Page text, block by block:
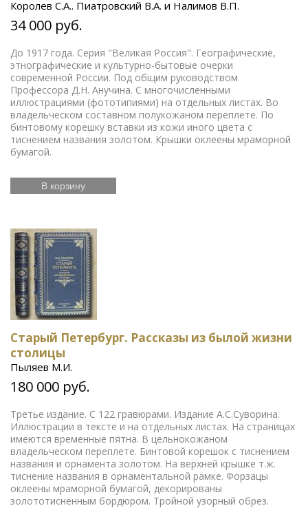
Королев С.А.. Пиатровский В.А. и Налимов В.П.
34 000 руб.
До 1917 года. Серия "Великая Россия". Географические,
этнографические и культурно-бытовые очерки
современной России. Под общим руководством
Профессора Д.Н. Анучина. С многочисленными
иллюстрациями (фототипиями) на отдельных листах. Во
владельческом составном полукожаном переплете. По
бинтовому корешку вставки из кожи иного цвета с
тиснением названия золотом. Крышки оклеены мраморной
бумагой.
В корзину
Старый Петербург. Рассказы из былой жизни
столицы
Пыляев М.И.
180 000 руб.
Третье издание. С 122 гравюрами. Издание А.С.Суворина.
Иллюстрации в тексте и на отдельных листах. На страницах
имеются временные пятна. В цельнокожаном
владельческом переплете. Бинтовой корешок с тиснением
названия и орнамента золотом. На верхней крышке т.ж.
тиснение названия в орнаментальной рамке. Форзацы
оклеены мраморной бумагой, декорированы
золототисненным бордюром. Тройной узорный обрез.